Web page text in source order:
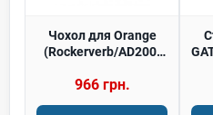
Чохол для Orange
(Rockerverb/AD200)
966 грн.